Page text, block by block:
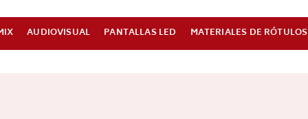
AUDIOVISUAL PANTALLAS LED MATERIALES DE RÓTULOS